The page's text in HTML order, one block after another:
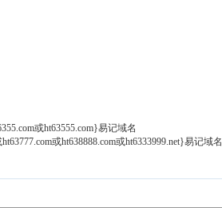
或ht63555.com}易记域名
或ht638888.com或ht6333999.net}易记域名